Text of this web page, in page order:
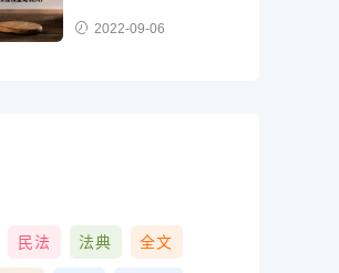
2022-09-06
民法 法典 全文